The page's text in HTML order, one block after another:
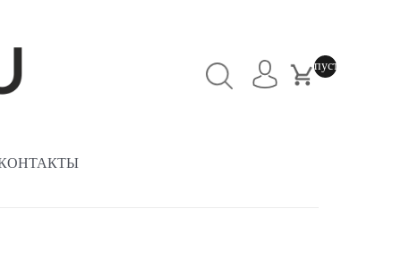
пусто